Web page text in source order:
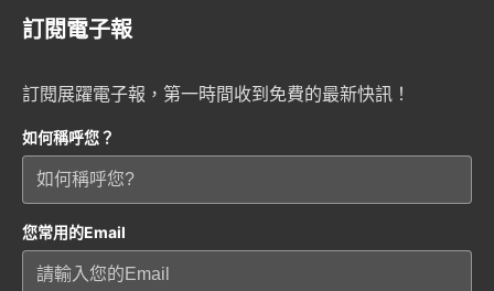
訂閱電子報
訂閱展躍電子報，第一時間收到免費的最新快訊！
如何稱呼您？
您常用的Email